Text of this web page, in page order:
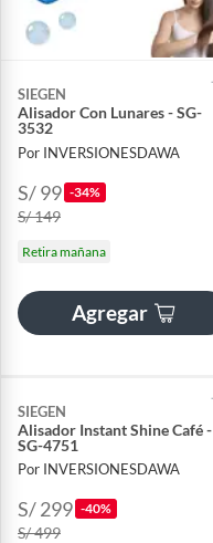
SIEGEN
Alisador Con Lunares - SG-
3532
Por INVERSIONESDAWA
S/ 99 -34%
S/ 149
Retira mañana
Agregar
SIEGEN
Alisador Instant Shine Café -
SG-4751
Por INVERSIONESDAWA
S/ 299 -40%
S/ 499